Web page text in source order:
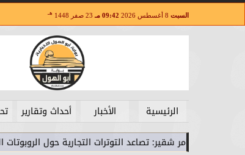
السبت 09:42 مـ 23 صفر 1448 هـ
الرئيسية الأخبار أحداث وتقارير
سامر شقير: تصاعد التوترات التجارية حول الروبوتات البشرية